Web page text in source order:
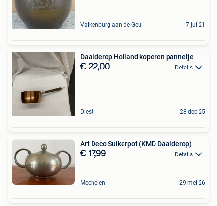
Valkenburg aan de Geul 7 jul 21
Daalderop Holland koperen pannetje
€ 22,00 Details
Diest 28 dec 25
Art Deco Suikerpot (KMD Daalderop)
€ 17,99 Details
Mechelen 29 mei 26